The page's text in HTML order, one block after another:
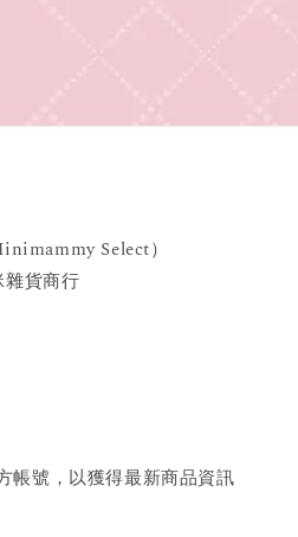
Select）
貨商行
帳號，以獲得最新商品資訊